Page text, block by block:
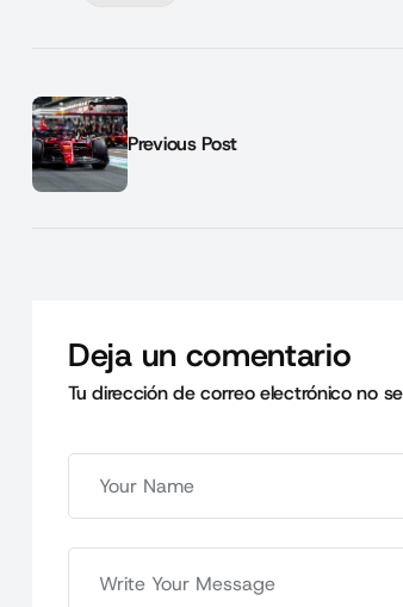
Previous Post
Deja un comentario
Tu dirección de correo electrónico no